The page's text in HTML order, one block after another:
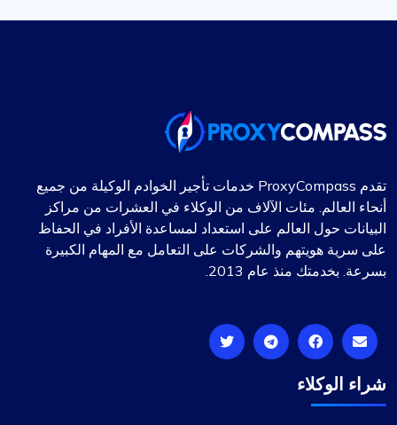
تقدم ProxyCompass خدمات تأجير الخوادم الوكيلة من جميع
أنحاء العالم. مئات الآلاف من الوكلاء في العشرات من مراكز
البيانات حول العالم على استعداد لمساعدة الأفراد في الحفاظ
على سرية هويتهم والشركات على التعامل مع المهام الكبيرة
بسرعة. بخدمتك منذ عام 2013.
شراء الوكلاء